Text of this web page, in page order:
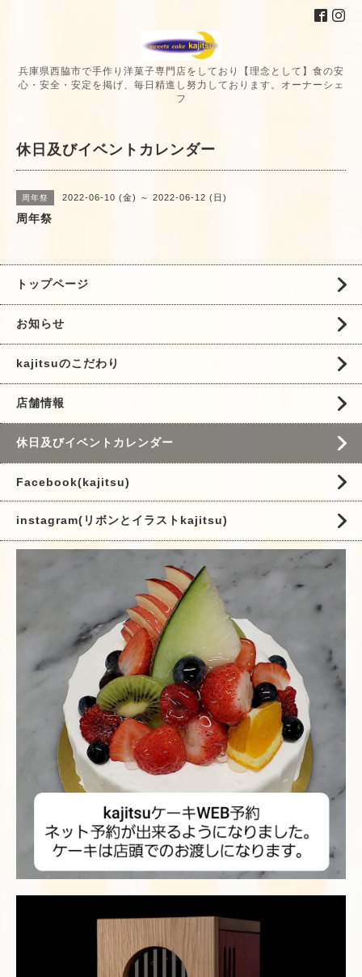
兵庫県西脇市で手作り洋菓子専門店をしており【理念として】食の安
心・安全・安定を掲げ、毎日精進し努力しております。オーナーシェ
フ
休日及びイベントカレンダー
周年祭 2022-06-10 (金) ～ 2022-06-12 (日)
周年祭
トップページ
お知らせ
kajitsuのこだわり
店舗情報
休日及びイベントカレンダー
Facebook(kajitsu)
instagram(リボンとイラストkajitsu)